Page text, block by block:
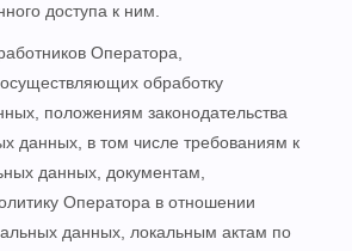
доступа к ним.
Оператора,
обработку
положениям законодательства
данных, в том числе требованиям к
данных, документам,
Оператора в отношении
данных, локальным актам по